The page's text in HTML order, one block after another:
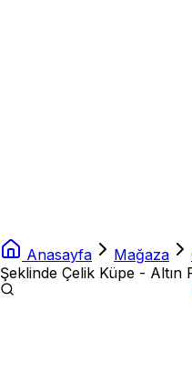
Anasayfa Mağaza
Şeklinde Çelik Küpe - Altın